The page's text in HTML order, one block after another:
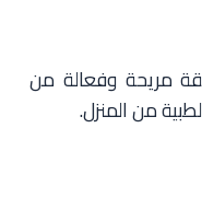
مريحة وفعالة من
من المنزل.